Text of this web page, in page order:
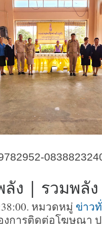
ง | รวมพลั
หมวดหมู่ ข่าว
งการติดต่อโฆษณา